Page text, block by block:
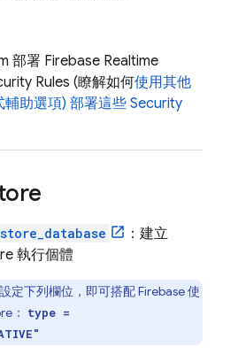
部署 Firebase Realtime
Rules (瞭解如何使用其他
輔助選項) 部署這些Security
：建立
執行個體
設定下列欄位，即可搭配 Firebase 使
：
type =